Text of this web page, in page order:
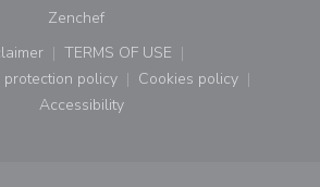
Zenchef((opens in a new window))
((opens in a new window))
TERMS OF USE
((opens in a new window))
policy
((opens in a new window))
Cookies policy
((opens in a new
Accessibility
((opens in a new window))